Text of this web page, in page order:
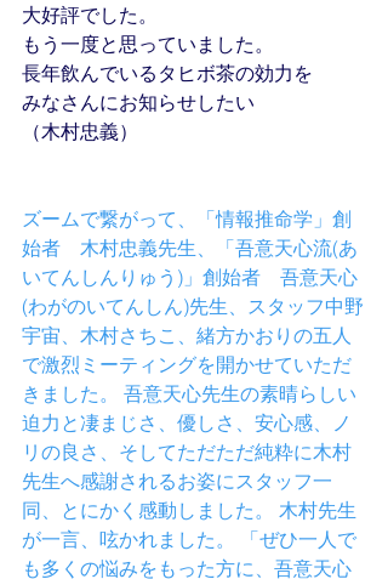
大好評でした。
もう一度と思っていました。
長年飲んでいるタヒボ茶の効力を
みなさんにお知らせしたい
（木村忠義）
ズームで繋がって、「情報推命学」創
始者　木村忠義先生、「吾意天心流(あ
いてんしんりゅう)」創始者　吾意天心
(わがのいてんしん)先生、スタッフ中野
宇宙、木村さちこ、緒方かおりの五人
で激烈ミーティングを開かせていただ
きました。 吾意天心先生の素晴らしい
迫力と凄まじさ、優しさ、安心感、ノ
リの良さ、そしてただただ純粋に木村
先生へ感謝されるお姿にスタッフ一
同、とにかく感動しました。 木村先生
が一言、呟かれました。 「ぜひ一人で
も多くの悩みをもった方に、吾意天心